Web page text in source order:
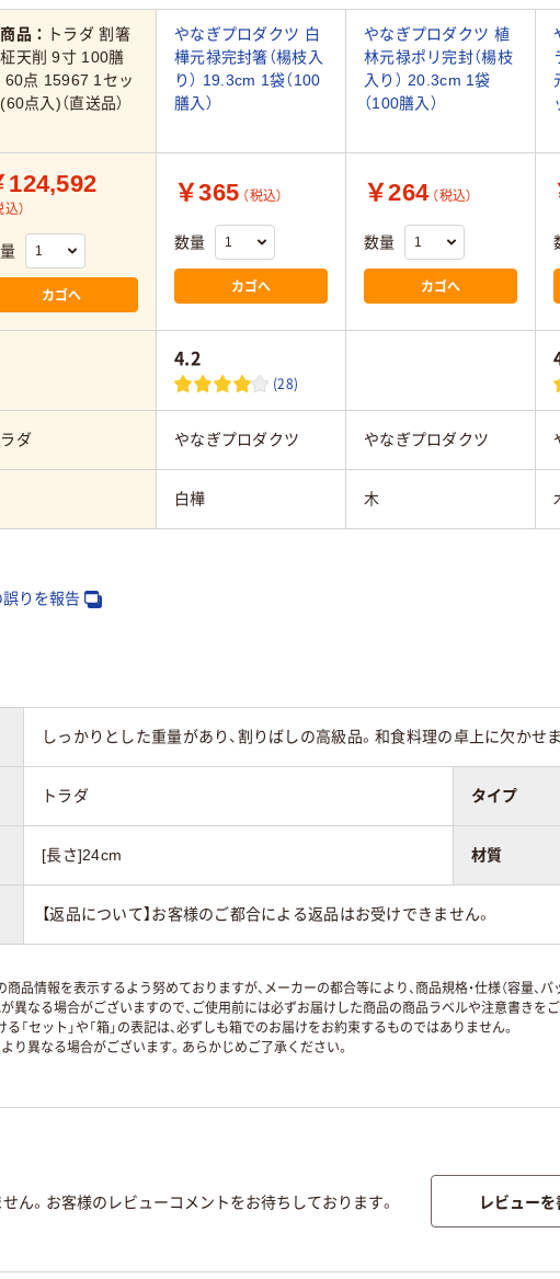
品：
トラダ 割箸
天削 9寸 100膳
60点 15967 1セッ
(60点入)（直送品）
やなぎプロダクツ 白
樺元禄完封箸（楊枝入
り） 19.3cm 1袋（100
膳入）
やなぎプロダクツ 植
林元禄ポリ完封（楊枝
入り） 20.3cm 1袋
（100膳入）
124,592
込）
カゴへ
￥365 （税込）
数量
カゴへ
￥264 （税込）
数量
カゴへ
4.2
(28)
ラダ やなぎプロダクツ やなぎプロダクツ
白樺 木
りを報告
しっかりとした重量があり、割りばしの高級品。和食料理の卓上に欠かせま
トラダ タイプ
[長さ]24cm 材質
【返品について】お客様のご都合による返品はお受けできません。
品情報を表示するよう努めておりますが、メーカーの都合等により、商品規格・仕様（容量、
異なる場合がございますので、ご使用前には必ずお届けした商品の商品ラベルや注意書きを
「セット」や「箱」の表記は、必ずしも箱でのお届けをお約束するものではありません。
り異なる場合がございます。あらかじめご了承ください。
ん。お客様のレビューコメントをお待ちしております。 レビューを